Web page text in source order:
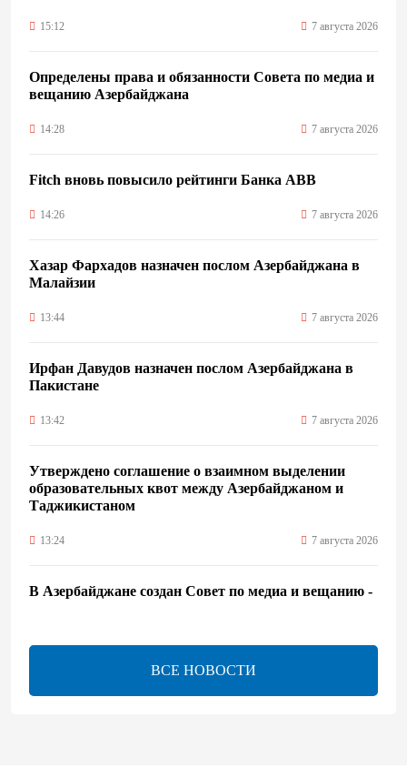
15:12 7 августа 2026
Определены права и обязанности Совета по медиа и
вещанию Азербайджана
14:28 7 августа 2026
Fitch вновь повысило рейтинги Банка ABB
14:26 7 августа 2026
Хазар Фархадов назначен послом Азербайджана в
Малайзии
13:44 7 августа 2026
Ирфан Давудов назначен послом Азербайджана в
Пакистане
13:42 7 августа 2026
Утверждено соглашение о взаимном выделении
образовательных квот между Азербайджаном и
Таджикистаном
13:24 7 августа 2026
В Азербайджане создан Совет по медиа и вещанию -
13:16 7 августа 2026
ЕАЭС расширяет финансовый рынок и вводит
ВСЕ НОВОСТИ